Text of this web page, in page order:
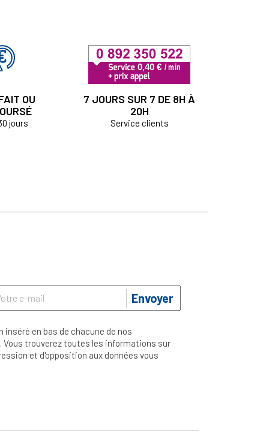
OU
jours
7 JOURS SUR 7 DE 8H À
20H
Service clients
Envoyer
en bas de chacune de nos
trouverez toutes les informations sur
et d'opposition aux données vous